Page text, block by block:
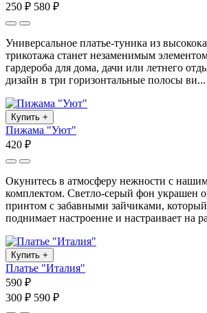
250 ₽ 580 ₽
Универсальное платье-туника из
трикотажа станет незаменимым
гардероба для дома, дачи или летнего
дизайн в три горизонтальные полосы ви...
Купить +
Пижама "Уют"
420 ₽
Окунитесь в атмосферу нежности с
комплектом. Светло-серый фон украшен
принтом с забавными зайчиками,
поднимает настроение и настраивает на
Купить +
Платье "Италия"
590 ₽
300 ₽ 590 ₽